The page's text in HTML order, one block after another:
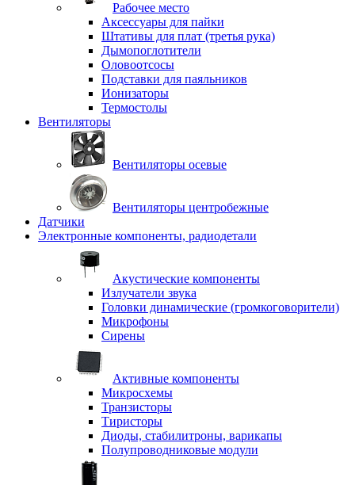
Рабочее место
Аксессуары для пайки
Штативы для плат (третья рука)
Дымопоглотители
Оловоотсосы
Подставки для паяльников
Ионизаторы
Термостолы
Вентиляторы
Вентиляторы осевые
Вентиляторы центробежные
Датчики
Электронные компоненты, радиодетали
Акустические компоненты
Излучатели звука
Головки динамические (громкоговорители)
Микрофоны
Сирены
Активные компоненты
Микросхемы
Транзисторы
Тиристоры
Диоды, стабилитроны, варикапы
Полупроводниковые модули